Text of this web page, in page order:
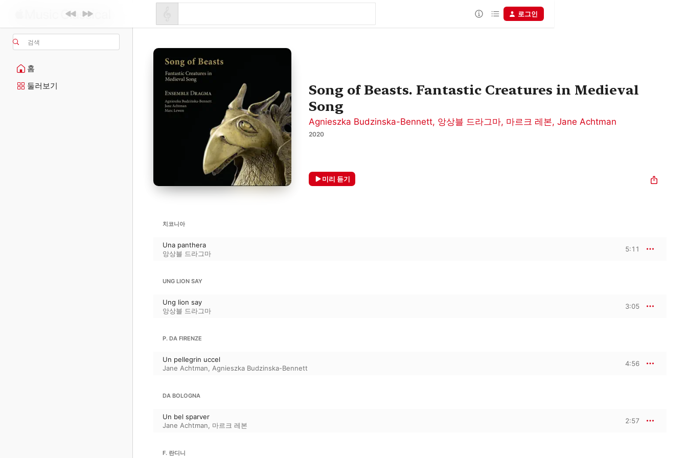
검색
홈
둘러보기
로그인
Song of Beasts. Fantastic Creatures in Medieval
Song
Agnieszka Budzinska-Bennett, 앙상블 드라그마, 마르크 레본, Jane Achtman
2020
미리 듣기
치코니아
Una panthera
앙상블 드라그마
5:11
UNG LION SAY
Ung lion say
앙상블 드라그마
3:05
P. DA FIRENZE
Un pellegrin uccel
Jane Achtman, Agnieszka Budzinska-Bennett
4:56
DA BOLOGNA
Un bel sparver
Jane Achtman, 마르크 레본
2:57
F. 란디니